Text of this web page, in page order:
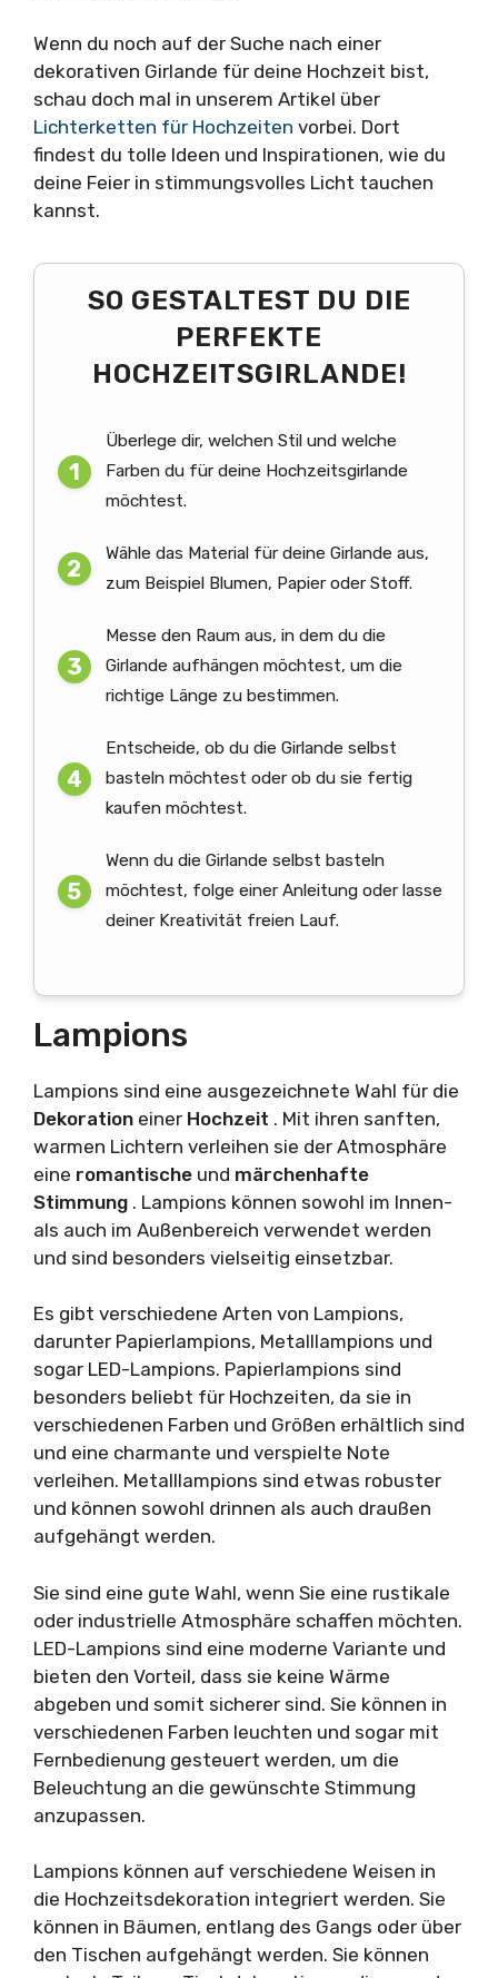
Wenn du noch auf der Suche nach einer
dekorativen Girlande für deine Hochzeit bist,
schau doch mal in unserem Artikel über
Lichterketten für Hochzeiten vorbei. Dort
findest du tolle Ideen und Inspirationen, wie du
deine Feier in stimmungsvolles Licht tauchen
kannst.
SO GESTALTEST DU DIE
PERFEKTE
HOCHZEITSGIRLANDE!
Überlege dir, welchen Stil und welche
Farben du für deine Hochzeitsgirlande
möchtest.
Wähle das Material für deine Girlande aus,
zum Beispiel Blumen, Papier oder Stoff.
Messe den Raum aus, in dem du die
Girlande aufhängen möchtest, um die
richtige Länge zu bestimmen.
Entscheide, ob du die Girlande selbst
basteln möchtest oder ob du sie fertig
kaufen möchtest.
Wenn du die Girlande selbst basteln
möchtest, folge einer Anleitung oder lasse
deiner Kreativität freien Lauf.
Lampions
Lampions sind eine ausgezeichnete Wahl für die
Dekoration einer Hochzeit . Mit ihren sanften,
warmen Lichtern verleihen sie der Atmosphäre
eine romantische und märchenhafte
Stimmung . Lampions können sowohl im Innen-
als auch im Außenbereich verwendet werden
und sind besonders vielseitig einsetzbar.
Es gibt verschiedene Arten von Lampions,
darunter Papierlampions, Metalllampions und
sogar LED-Lampions. Papierlampions sind
besonders beliebt für Hochzeiten, da sie in
verschiedenen Farben und Größen erhältlich sind
und eine charmante und verspielte Note
verleihen. Metalllampions sind etwas robuster
und können sowohl drinnen als auch draußen
aufgehängt werden.
Sie sind eine gute Wahl, wenn Sie eine rustikale
oder industrielle Atmosphäre schaffen möchten.
LED-Lampions sind eine moderne Variante und
bieten den Vorteil, dass sie keine Wärme
abgeben und somit sicherer sind. Sie können in
verschiedenen Farben leuchten und sogar mit
Fernbedienung gesteuert werden, um die
Beleuchtung an die gewünschte Stimmung
anzupassen.
Lampions können auf verschiedene Weisen in
die Hochzeitsdekoration integriert werden. Sie
können in Bäumen, entlang des Gangs oder über
den Tischen aufgehängt werden. Sie können